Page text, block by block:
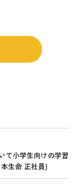
小学生向けの学習
生命 正社員)